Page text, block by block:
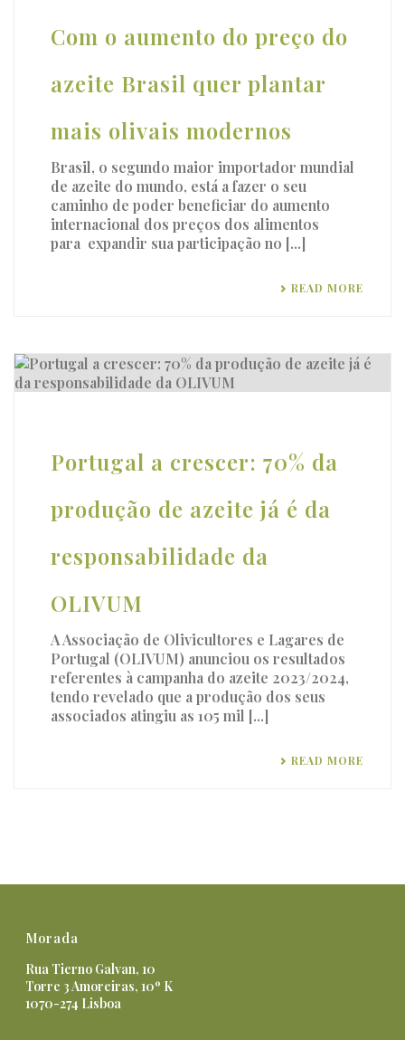
Com o aumento do preço do
azeite Brasil quer plantar
mais olivais modernos
Brasil, o segundo maior importador mundial
de azeite do mundo, está a fazer o seu
caminho de poder beneficiar do aumento
internacional dos preços dos alimentos
para expandir sua participação no [...]
READ MORE
Portugal a crescer: 70% da
produção de azeite já é da
responsabilidade da
OLIVUM
A Associação de Olivicultores e Lagares de
Portugal (OLIVUM) anunciou os resultados
referentes à campanha do azeite 2023/2024,
tendo revelado que a produção dos seus
associados atingiu as 105 mil [...]
READ MORE
Morada
Rua Tierno Galvan, 10
Torre 3 Amoreiras, 10º K
1070-274 Lisboa